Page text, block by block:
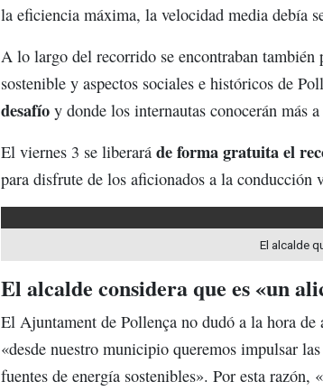
la eficiencia máxima, la velocidad media debía
A lo largo del recorrido se encontraban también
sostenible y aspectos sociales e históricos de
desafío y donde los internautas conocerán más
El viernes 3 se liberará de forma gratuita el
para disfrute de los aficionados a la conducción
El alcalde
El alcalde considera que es «un
El Ajuntament de Pollença no dudó a la hora
«desde nuestro municipio queremos impulsar
fuentes de energía sostenibles». Por esta